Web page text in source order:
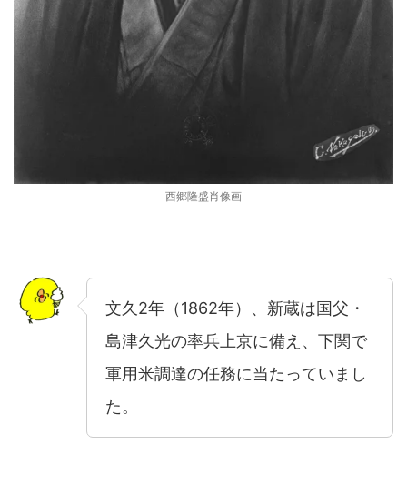
西郷隆盛肖像画
文久2年（1862年）、新蔵は国父・
島津久光の率兵上京に備え、下関で
軍用米調達の任務に当たっていまし
た。